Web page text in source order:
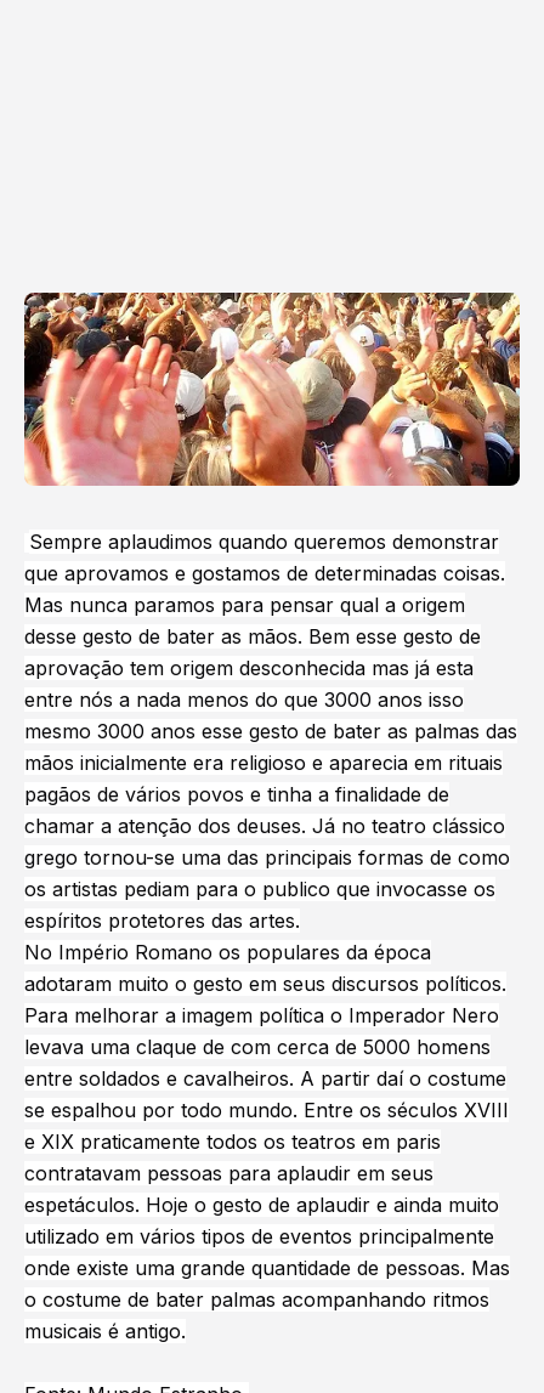
Sempre aplaudimos quando queremos demonstrar
que aprovamos e gostamos de determinadas coisas.
Mas nunca paramos para pensar qual a origem
desse gesto de bater as mãos. Bem esse gesto de
aprovação tem origem desconhecida mas já esta
entre nós a nada menos do que 3000 anos isso
mesmo 3000 anos esse gesto de bater as palmas das
mãos inicialmente era religioso e aparecia em rituais
pagãos de vários povos e tinha a finalidade de
chamar a atenção dos deuses. Já no teatro clássico
grego tornou-se uma das principais formas de como
os artistas pediam para o publico que invocasse os
espíritos protetores das artes.
No Império Romano os populares da época
adotaram muito o gesto em seus discursos políticos.
Para melhorar a imagem política o Imperador Nero
levava uma claque de com cerca de 5000 homens
entre soldados e cavalheiros. A partir daí o costume
se espalhou por todo mundo. Entre os séculos XVIII
e XIX praticamente todos os teatros em paris
contratavam pessoas para aplaudir em seus
espetáculos. Hoje o gesto de aplaudir e ainda muito
utilizado em vários tipos de eventos principalmente
onde existe uma grande quantidade de pessoas. Mas
o costume de bater palmas acompanhando ritmos
musicais é antigo.